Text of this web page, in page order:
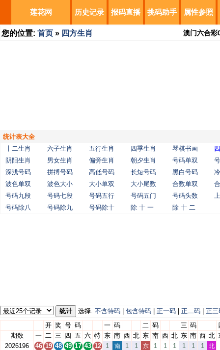
莲花网 历史记录 报码直播 挑码助手 属性参照
您的位置: 首页 » 四方生肖 澳门六合彩
统计表大全
十二生肖
六子生肖 五行生肖 四季生肖 琴棋书画
阴阳生肖
男女生肖 偏旁生肖 朝夕生肖 号码单双
深浅号码
拼搏号码 高低号码 长短号码 黑白号码
波色单双
波色大小 大小单双 大小尾数 合数单双
号码九段
号码七段 号码五行 号码五门 号码头数
号码除八
号码除九 号码除十 除 十 一 除 十 二
统计 选择: 不含特码 包含特码 正一码 正二码
正三
开 奖 号 码 一 码 二 码 三 码
期数
一 二 三 四 五 六 特 东 南 西 北 东 南 西 北 东 南 西 北
2026196
46 19 48 49 17 43 12 1 南 1 1 东 1 1 1 1 1 1 北